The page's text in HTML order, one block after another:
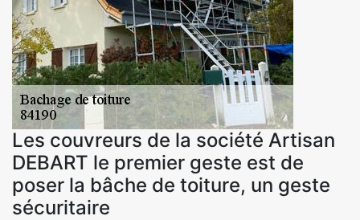
Les couvreurs de la société Artisan
DEBART le premier geste est de
poser la bâche de toiture, un geste
sécuritaire